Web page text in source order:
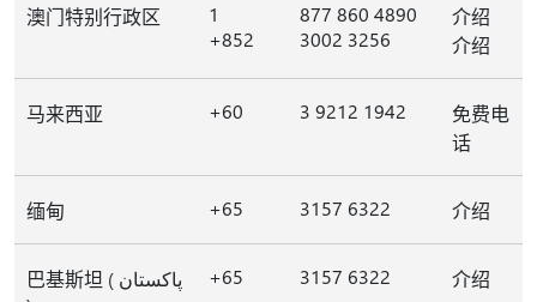
澳门特别行政区
1
+852
877 860 4890
3002 3256
介绍
介绍
马来西亚 +60 3 9212 1942
免费电
话
缅甸 +65 3157 6322 介绍
巴基斯坦 ( پاکستان
+65 3157 6322 介绍